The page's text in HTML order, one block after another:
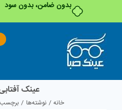
بدون ضامن، بدون سود
content
عینک
خانه نوشته‌ها